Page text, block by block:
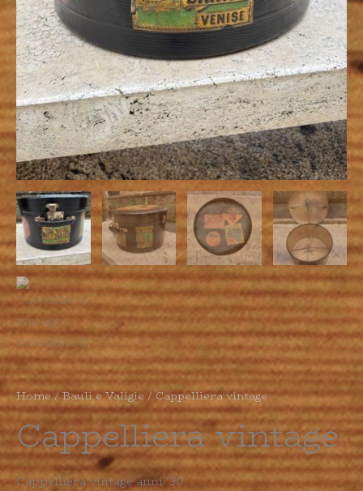
Home/Bauli e Valigie / Cappelliera vintage
Cappelliera vintage
Cappelliera vintage anni ’30